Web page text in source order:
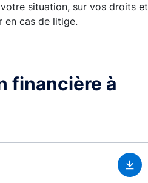
situation, sur vos droits et
en cas de litige.
financière à